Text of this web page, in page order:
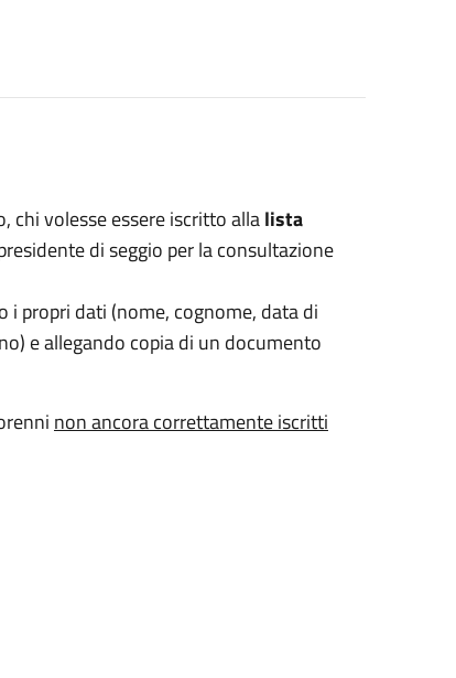
chi volesse essere iscritto allalista
di seggio per la consultazione
i propri dati (nome, cognome, data di
e allegando copia di un documento
non ancora correttamente iscritti